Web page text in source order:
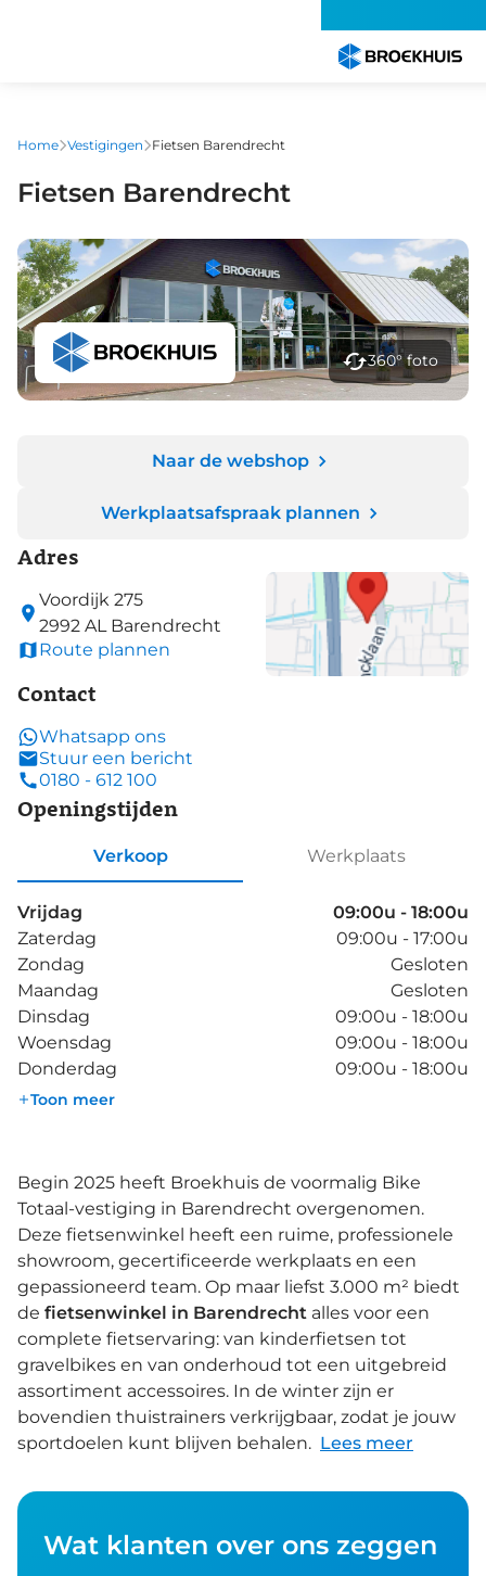
gaan
Home Vestigingen Fietsen Barendrecht
Fietsen Barendrecht
360° foto
Adres
Voordijk 275
2992 AL Barendrecht
Route plannen
Contact
Whatsapp ons
Stuur een bericht
0180 - 612 100
Naar de webshop
Werkplaatsafspraak plannen
Openingstijden
Verkoop Werkplaats
Vrijdag
09:00u - 18:00u
Zaterdag
09:00u - 17:00u
Zondag
Gesloten
Maandag
Gesloten
Dinsdag
09:00u - 18:00u
Woensdag
09:00u - 18:00u
Donderdag
09:00u - 18:00u
Toon meer
Begin 2025 heeft Broekhuis de voormalig Bike
Totaal-vestiging in Barendrecht overgenomen.
Deze fietsenwinkel heeft een ruime, professionele
showroom, gecertificeerde werkplaats en een
gepassioneerd team. Op maar liefst 3.000 m² biedt
de fietsenwinkel in Barendrecht alles voor een
complete fietservaring: van kinderfietsen tot
gravelbikes en van onderhoud tot een uitgebreid
assortiment accessoires. In de winter zijn er
bovendien thuistrainers verkrijgbaar, zodat je jouw
sportdoelen kunt blijven behalen. Lees meer
Wat klanten over ons zeggen